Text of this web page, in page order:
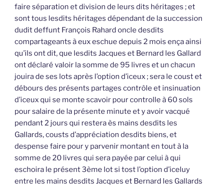
faire séparation et division de leurs dits héritages ; et
sont tous lesdits héritages dépendant de la succession
dudit deffunt François Rahard oncle desdits
compartageants à eux eschue depuis 2 mois ença ainsi
qu’ils ont dit, que lesdits Jacques et Bernard les Gallard
ont déclaré valoir la somme de 95 livres et un chacun
jouira de ses lots après l’option d’iceux ; sera le coust et
débours des présents partages contrôle et insinuation
d’iceux qui se monte scavoir pour controlle à 60 sols
pour salaire de la présente minute et y avoir vacqué
pendant 2 jours qui restera ès mains desdits les
Gallards, cousts d’appréciation desdits biens, et
despense faire pour y parvenir montant en tout à la
somme de 20 livres qui sera payée par celui à qui
eschoira le présent 3ème lot si tost l’option d’iceluy
entre les mains desdits Jacques et Bernard les Gallards